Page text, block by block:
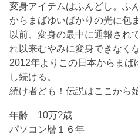
変身アイテムはふんどし。ふ
からまばゆいばかりの光に包
以前、変身の最中に通報され
れ以来むやみに変身できなく
2012年よりこの日本からま
し続ける。
続け者ども！伝説はここから
年齢 10万?歳
パソコン暦１６年